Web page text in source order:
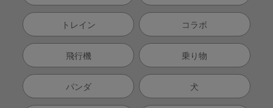
トレイン コラボ
飛行機 乗り物
パンダ 犬